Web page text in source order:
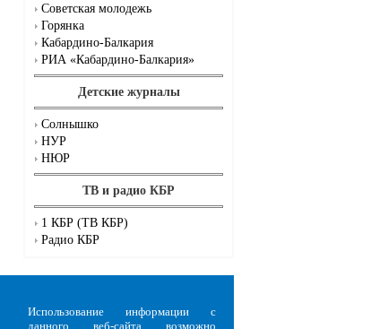
Советская молодежь
Горянка
Кабардино-Балкария
РИА «Кабардино-Балкария»
Детские журналы
Солнышко
НУР
НЮР
ТВ и радио КБР
1 КБР (ТВ КБР)
Радио КБР
Использование информации с
данного веб-сайта возможно